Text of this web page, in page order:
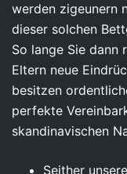
werden zigeunern
dieser solchen
So lange Sie dann
Eltern neue
besitzen
perfekte
skandinavischen
Seither